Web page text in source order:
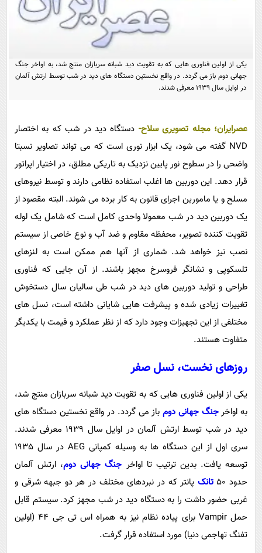
یک برش دانایی
سفر و تفریح
علم و دانش
علمی
گوناگون
مجله تصویری سلاح
ورزش
سیاست
سرگرمی
گوناگون
حوادث
محیط زیست
فرهنگی
بین الملل
حیات وحش
خواندنی ها و دیدنی ها
داستان کوتاه
پیامک
آشپزی
دانلود
آموزش زبان
یکی از اولین فناوری هایی که به تقویت دید شبانه سربازان منتج شد، به اواخر جنگ
جهانی دوم باز می گردد. در واقع نخستین دستگاه های دید در شب توسط ارتش آلمان
در اوایل سال 1939 معرفی شدند.
عصرایران؛مجله تصویری سلاح- دستگاه دید در شب که به اختصار
NVD گفته می شود، یک ابزار نوری است که می تواند تصاویر نسبتا
واضحی را در سطوح نور پایین نزدیک به تاریکی مطلق، در اختیار اپراتور
قرار دهد. این دوربین ها اغلب استفاده نظامی دارند و توسط نیروهای
مسلح و یا مامورین اجرای قانون به کار برده می شوند. البته مقصود از
یک دوربین دید در شب معمولا واحدی کامل است که شامل یک لوله
تقویت کننده تصویر، محفظه مقاوم و ضد آب و نوع خاصی از سیستم
نصب نیز خواهد شد. شماری از آنها هم ممکن است به لنزهای
تلسکوپی و نشانگر فروسرخ مجهز باشند. از آن جایی که فناوری
طراحی و تولید دوربین های دید در شب طی سالیان سال دستخوش
تغییرات زیادی شده و پیشرفت هایی شایانی داشته است، نسل های
مختلفی از این تجهیزات وجود دارد که از نظر عملکرد و قیمت با یکدیگر
متفاوت هستند.
روزهای نخست، نسل صفر
یکی از اولین فناوری هایی که به تقویت دید شبانه سربازان منتج شد،
به اواخرجنگ جهانی دوم باز می گردد. در واقع نخستین دستگاه های
دید در شب توسط ارتش آلمان در اوایل سال 1939 معرفی شدند.
سری اول از این دستگاه ها به وسیله کمپانی AEG در سال 1935
توسعه یافت. بدین ترتیب تا اواخر جنگ جهانی دوم، ارتش آلمان
حدود 50
تانک پانتر که در نبردهای مختلف در هر دو جبهه شرقی و
غربی حضور داشت را به دستگاه دید در شب مجهز کرد. سیستم قابل
حمل Vampir برای پیاده نظام نیز به همراه اس تی جی 44 (اولین
تفنگ تهاجمی دنیا) مورد استفاده قرار گرفت.